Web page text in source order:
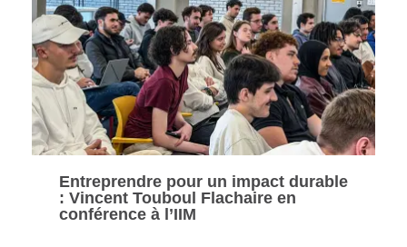
Entreprendre pour un impact durable
: Vincent Touboul Flachaire en
conférence à l’IIM